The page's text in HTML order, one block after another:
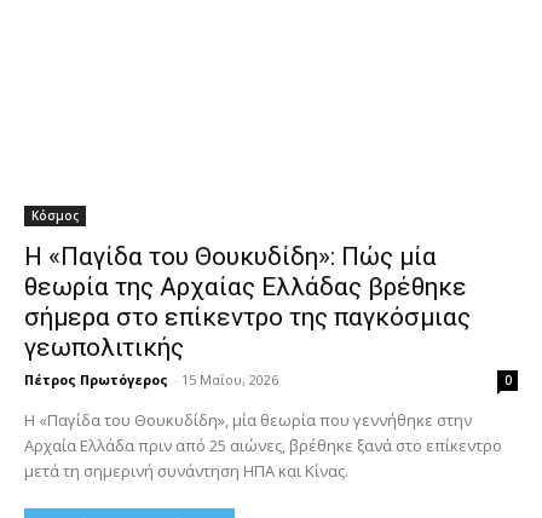
Κόσμος
Η «Παγίδα του Θουκυδίδη»: Πώς μία
θεωρία της Αρχαίας Ελλάδας βρέθηκε
σήμερα στο επίκεντρο της παγκόσμιας
γεωπολιτικής
Πέτρος Πρωτόγερος - 15 Μαΐου, 2026 0
Η «Παγίδα του Θουκυδίδη», μία θεωρία που γεννήθηκε στην
Αρχαία Ελλάδα πριν από 25 αιώνες, βρέθηκε ξανά στο επίκεντρο
μετά τη σημερινή συνάντηση ΗΠΑ και Κίνας.